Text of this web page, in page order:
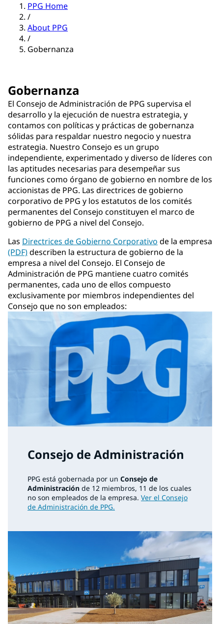
PPG Home
/
About PPG
/
Gobernanza
Gobernanza
El Consejo de Administración de PPG supervisa el
desarrollo y la ejecución de nuestra estrategia, y
contamos con políticas y prácticas de gobernanza
sólidas para respaldar nuestro negocio y nuestra
estrategia. Nuestro Consejo es un grupo
independiente, experimentado y diverso de líderes con
las aptitudes necesarias para desempeñar sus
funciones como órgano de gobierno en nombre de los
accionistas de PPG. Las directrices de gobierno
corporativo de PPG y los estatutos de los comités
permanentes del Consejo constituyen el marco de
gobierno de PPG a nivel del Consejo.
Las Directrices de Gobierno Corporativo de la empresa
(PDF)describen la estructura de gobierno de la
empresa a nivel del Consejo. El Consejo de
Administración de PPG mantiene cuatro comités
permanentes, cada uno de ellos compuesto
exclusivamente por miembros independientes del
Consejo que no son empleados:
Consejo de Administración
PPG está gobernada por un Consejo de
Administración de 12 miembros, 11 de los cuales
no son empleados de la empresa. Ver el Consejo
de Administración de PPG.